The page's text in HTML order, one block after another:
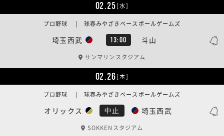
02.25[水]
埼玉西武 13:00 斗山
プロ野球 | 球春みやざきベースボールゲームズ
サンマリンスタジアム
02.26[木]
オリックス 中止 埼玉西武
プロ野球 | 球春みやざきベースボールゲームズ
SOKKENスタジアム